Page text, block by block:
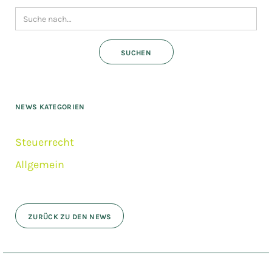
NEWS KATEGORIEN
Steuerrecht
Allgemein
ZURÜCK ZU DEN NEWS